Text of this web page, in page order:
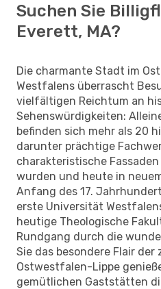
Suchen Sie
Everett, MA?
Die charmante Stadt im
Westfalens überrascht
vielfältigen Reichtum an
Sehenswürdigkeiten:
befinden sich mehr als 20
darunter prächtige
charakteristische
wurden und heute in
Anfang des 17.
erste Universität
heutige Theologische
Rundgang durch die
Sie das besondere Flair
Ostwestfalen-Lippe
gemütlichen Gaststätten